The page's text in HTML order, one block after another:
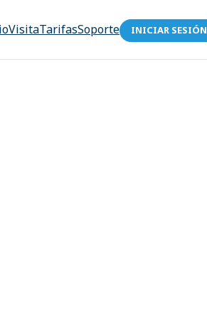
VisitaTarifasSoporte INICIAR SESIÓN